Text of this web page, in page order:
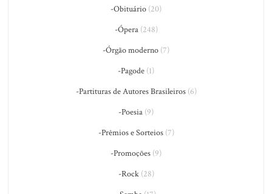
-Obituário (20)
-Ópera(248)
-Órgão moderno (7)
-Pagode (1)
-Partituras de Autores Brasileiros(6)
-Poesia (9)
-Prêmios e Sorteios(7)
-Promoções (9)
-Rock(28)